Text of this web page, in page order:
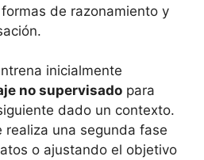
de razonamiento y
inicialmente
no supervisado para
dado un contexto.
realiza una segunda fase
o ajustando el objetivo